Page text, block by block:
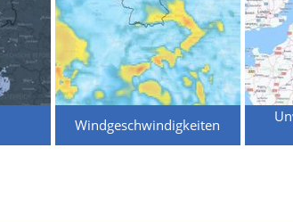
Windgeschwindigkeiten